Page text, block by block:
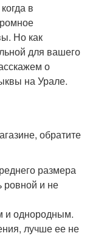
в
Но как
для вашего
о
на Урале.
обратите
размера
и не
и однородным.
лучше ее не